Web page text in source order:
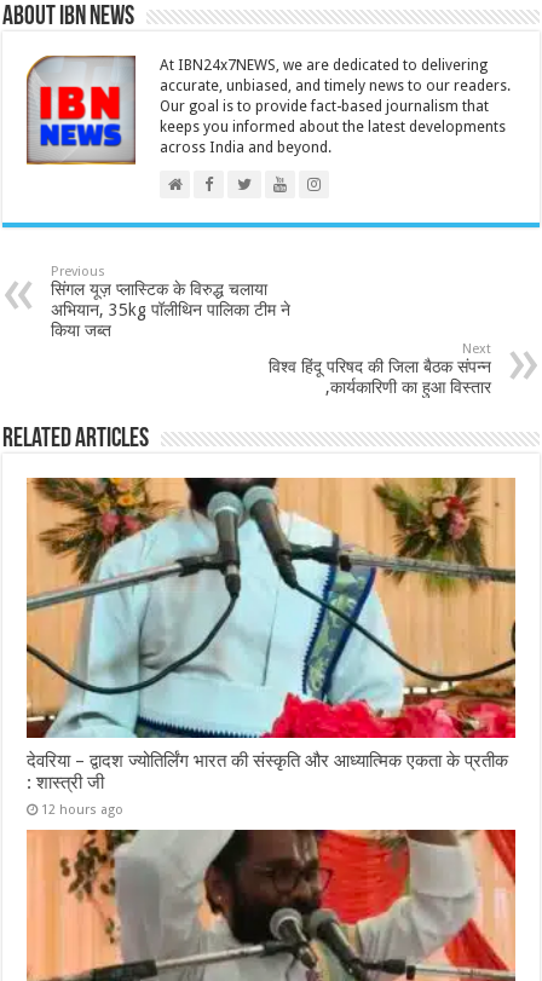
About IBN NEWS
At IBN24x7NEWS, we are dedicated to delivering
accurate, unbiased, and timely news to our readers.
Our goal is to provide fact-based journalism that
keeps you informed about the latest developments
across India and beyond.
Previous
सिंगल यूज़ प्लास्टिक के विरुद्ध चलाया
अभियान, 35kg पॉलीथिन पालिका टीम ने
किया जब्त
Next
विश्व हिंदू परिषद की जिला बैठक संपन्न
,कार्यकारिणी का हुआ विस्तार
Related Articles
देवरिया – द्वादश ज्योतिर्लिंग भारत की संस्कृति और आध्यात्मिक एकता के प्रतीक
: शास्त्री जी
12 hours ago